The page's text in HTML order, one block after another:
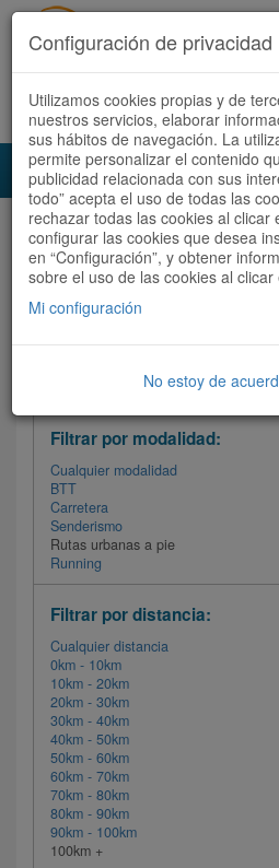
Acceder Registrate ahora
Audioruta Todas las rutas
Todas las rutas
Filtrar las rutas
Filtrar por modalidad:
Cualquier modalidad
BTT
Carretera
Senderismo
Rutas urbanas a pie
Running
Filtrar por distancia:
Cualquier distancia
0km - 10km
10km - 20km
20km - 30km
30km - 40km
40km - 50km
50km - 60km
60km - 70km
70km - 80km
80km - 90km
90km - 100km
100km +
Configuración de privacidad
Utilizamos cookies propias y de
nuestros servicios, elaborar
sus hábitos de navegación. La
permite personalizar el contenido
publicidad relacionada con sus
todo” acepta el uso de todas las
rechazar todas las cookies al clicar
configurar las cookies que desea
en “Configuración”, y obtener
sobre el uso de las cookies al clicar
Mi configuración
No estoy de